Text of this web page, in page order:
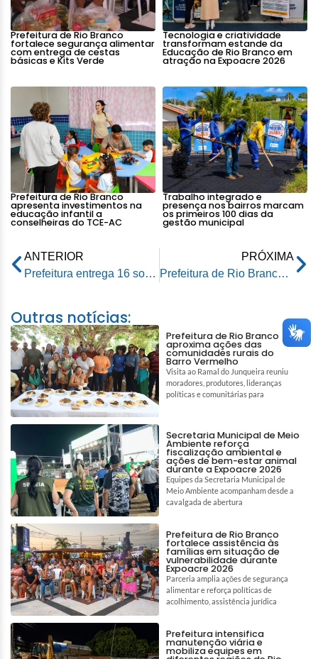
Prefeitura de Rio Branco
fortalece segurança alimentar
com entrega de cestas
básicas e Kits Verde
Tecnologia e criatividade
transformam estande da
Educação de Rio Branco em
atração na Expoacre 2026
Prefeitura de Rio Branco
apresenta investimentos na
educação infantil a
conselheiras do TCE-AC
Trabalho integrado e
presença nos bairros marcam
os primeiros 100 dias da
gestão municipal
ANTERIOR
Prefeitura entrega 16 sobrados no Santo Afonso em continuidade ao Programa de Aceleração do Crescimento
PRÓXIMA
Prefeitura de Rio Branco faz 1ª corrida dos professores de Rio Branco
Outras notícias:
Prefeitura de Rio Branco
aproxima ações das
comunidades rurais do
Barro Vermelho
Visita ao Ramal do Junqueira reuniu
moradores, produtores, lideranças
políticas e comunitárias para
Secretaria Municipal de Meio
Ambiente reforça
fiscalização ambiental e
ações de bem-estar animal
durante a Expoacre 2026
Equipes da Secretaria Municipal de
Meio Ambiente acompanham desde a
cavalgada de abertura
Prefeitura de Rio Branco
fortalece assistência às
famílias em situação de
vulnerabilidade durante
Expoacre 2026
Parceria amplia ações de segurança
alimentar e reforça políticas de
acolhimento, assistência jurídica
Prefeitura intensifica
manutenção viária e
mobiliza equipes em